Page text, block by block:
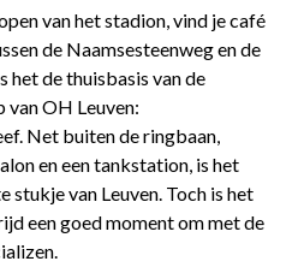
van het stadion, vind je café
de Naamsesteenweg en de
het de thuisbasis van de
OH Leuven:
Net buiten de ringbaan,
en een tankstation, is het
stukje van Leuven. Toch is het
een goed moment om met de